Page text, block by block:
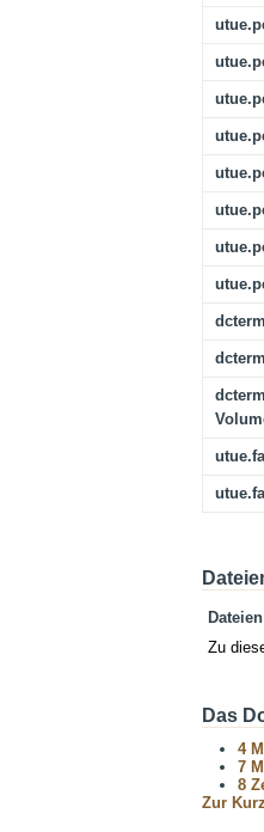
Dateien
Zu
Das
4
7
8
Zur